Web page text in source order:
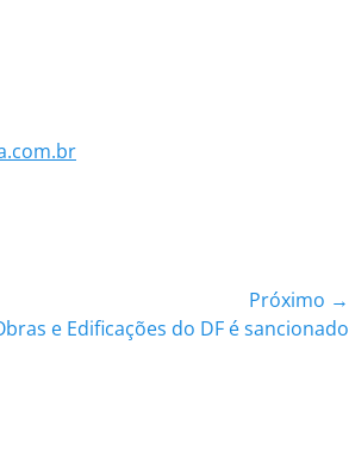
Próximo →
e Edificações do DF é sancionado